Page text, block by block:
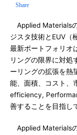
Share
Applied Materials
ジスタ技術とEUV（
最新ポートフォリオ
リングの限界に対処
ーリングの拡張を熱
能、面積、コスト、
efficiency,
善することを目指し
Applied Materials